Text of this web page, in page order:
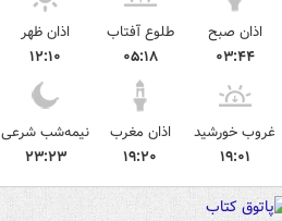
اذان صبح
۰۳:۴۴
طلوع آفتاب
۰۵:۱۸
اذان ظهر
۱۲:۱۰
غروب خورشید
۱۹:۰۱
اذان مغرب
۱۹:۲۰
نیمه‌شب شرعی
۲۳:۲۳